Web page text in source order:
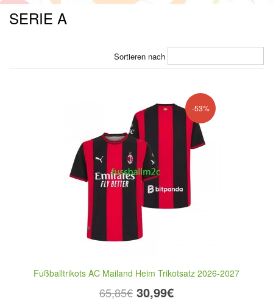
SERIE A
Sortieren nach
-53%
Fußballtrikots AC Mailand Heim Trikotsatz 2026-2027
65,85€ 30,99€